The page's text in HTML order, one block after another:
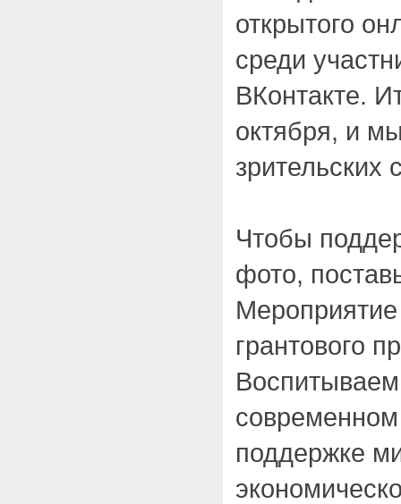
открытого
среди
ВКонтакте.
октября, и
зрительских
Чтобы
фото,
грантового
поддержке